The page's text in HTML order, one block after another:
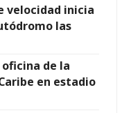
velocidad inicia
las
de la
en estadio